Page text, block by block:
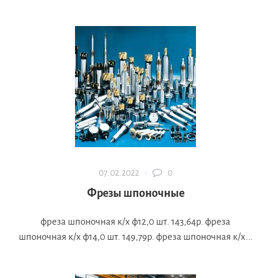
07.02.2022 · 0
Фрезы шпоночные
фреза шпоночная к/х ф12,0 шт. 143,64р. фреза
шпоночная к/х ф14,0 шт. 149,79р. фреза шпоночная к/х...